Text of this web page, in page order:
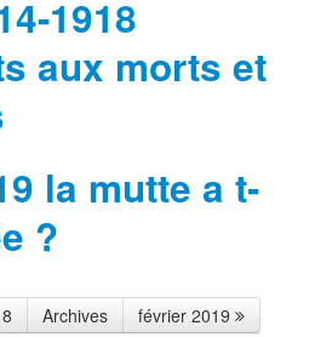
1918
aux morts et
la mutte a t-
?
Archives février 2019